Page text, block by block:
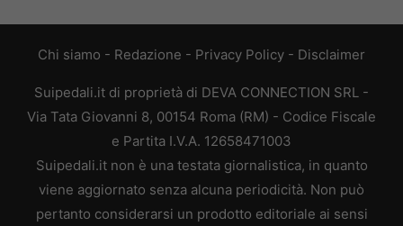
Chi siamo - Redazione - Privacy Policy - Disclaimer
Suipedali.it di proprietà di DEVA CONNECTION SRL -
Via Tata Giovanni 8, 00154 Roma (RM) - Codice Fiscale
e Partita I.V.A. 12658471003
Suipedali.it non è una testata giornalistica, in quanto
viene aggiornato senza alcuna periodicità. Non può
pertanto considerarsi un prodotto editoriale ai sensi